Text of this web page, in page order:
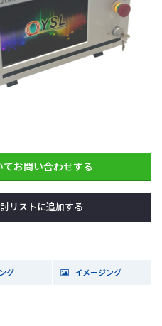
お問い合わせする
リストに追加する
グ
イメージング